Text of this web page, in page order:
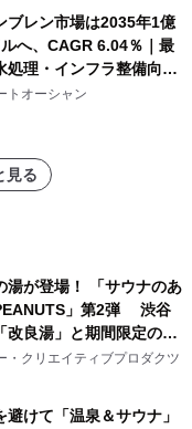
ブレン市場は2035年1億
へ、CAGR 6.04％｜最
処理・インフラ整備向け
トオーシャン
見る
湯が登場！ 「サウナのあ
」第2弾 渋谷
改良湯」と期間限定のコ
ン サウナイキタイコラ
決定！
・クリエイティブプロダクツ
避けて「温泉＆サウナ」